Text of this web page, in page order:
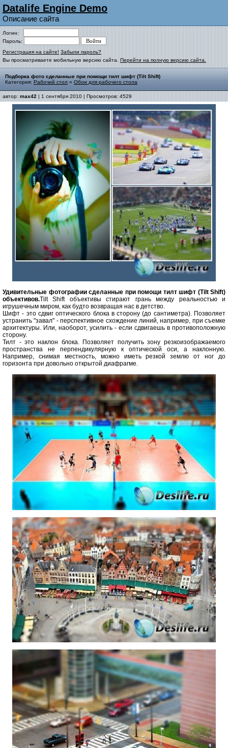
Datalife Engine Demo
Описание сайта
Логин:
Пароль:
Регистрация на сайте! Забыли пароль?
Вы просматриваете мобильную версию сайта. Перейти на полную версию сайта.
Подборка фото сделанные при помощи тилт шифт (Tilt Shift)
Категория: Рабочий стол » Обои для рабочего стола
автор: max42 | 1 сентября 2010 | Просмотров: 4529
Удивительные фотографии сделанные при помощи тилт шифт (Tilt Shift)
объективов.Tilt Shift объективы стирают грань между реальностью и
игрушечным миром, как будто возвращая нас в детство.
Шифт - это сдвиг оптического блока в сторону (до сантиметра). Позволяет
устранить "завал" - перспективное схождение линий, например, при съемке
архитектуры. Или, наоборот, усилить - если сдвигаешь в противоположную
сторону.
Тилт - это наклон блока. Позволяет получить зону резкоизображаемого
пространства не перпендикулярную к оптической оси, а наклонную.
Например, снимая местность, можно иметь резкой землю от ног до
горизонта при довольно открытой диафрагме.